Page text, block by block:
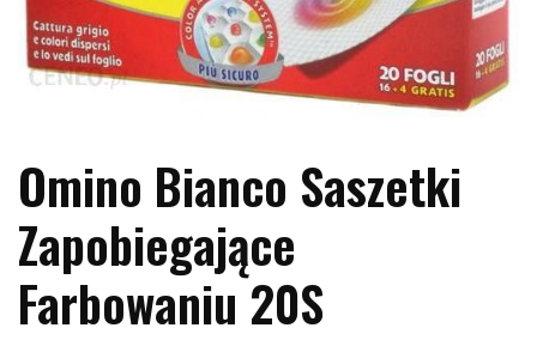
Omino Bianco Saszetki
Zapobiegające
Farbowaniu 20S